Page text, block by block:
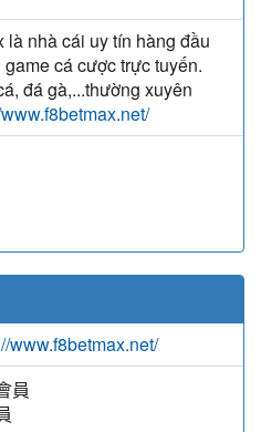
là nhà cái uy tín hàng đầu
cá cược trực tuyến.
đá gà,...thường xuyên
www.f8betmax.net/
www.f8betmax.net/